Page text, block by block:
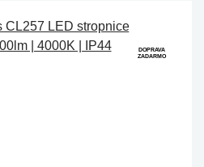
DOPRAVA
ZADARMO